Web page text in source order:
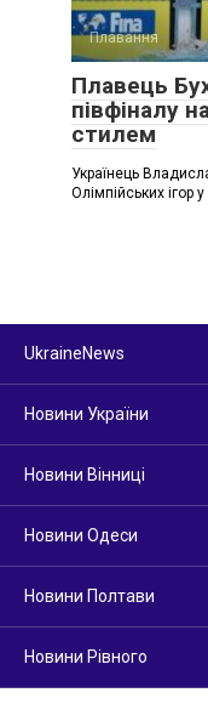
Плавання
Плавець
півфіналу
стилем
Українець
Олімпійських ігор
UkraineNews
Новини України
Новини Вінниці
Новини Одеси
Новини Полтави
Новини Рівного